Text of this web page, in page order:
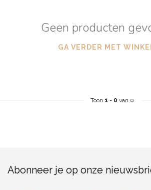
Geen producten
GA VERDER MET
Toon 1 - 0 van 0
Abonneer je op onze